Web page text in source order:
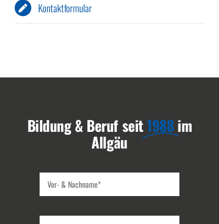
Kontaktformular
Bildung & Beruf seit1988im
Allgäu